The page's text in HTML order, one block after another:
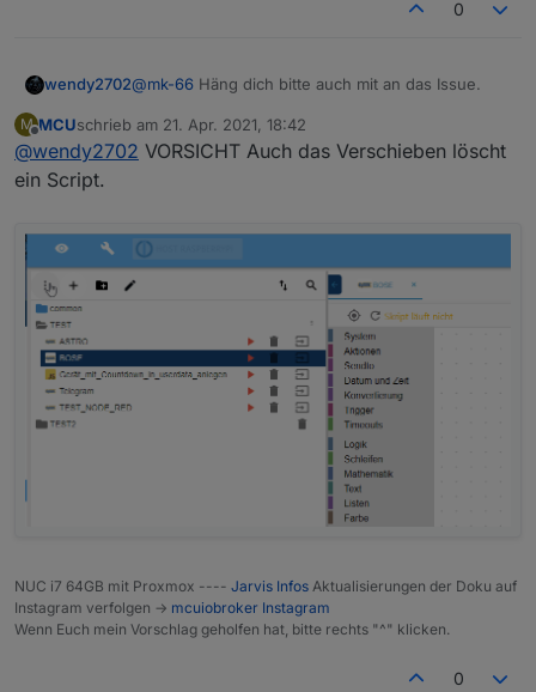
0
wendy2702@mk-66 Häng dich bitte auch mit an das Issue.
M
Offline
MCUschrieb am 21. Apr. 2021, 18:42
zuletzt editiert von
@wendy2702 VORSICHT Auch das Verschieben löscht
ein Script.
NUC i7 64GB mit Proxmox ---- Jarvis Infos Aktualisierungen der Doku auf
Instagram verfolgen -> mcuiobroker Instagram
Wenn Euch mein Vorschlag geholfen hat, bitte rechts "^" klicken.
0